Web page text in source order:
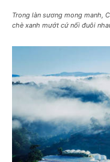
Trong làn sương mong manh,
chè xanh mướt cứ nối đuôi